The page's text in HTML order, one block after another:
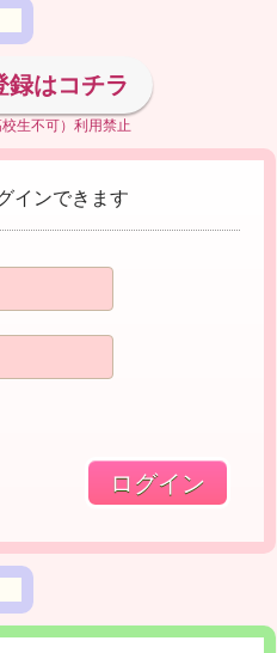
はコチラ
生不可）利用禁止
インできます